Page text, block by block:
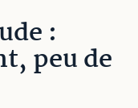
:
peu de